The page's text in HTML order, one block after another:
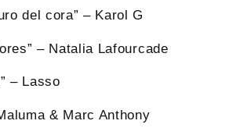
del cora” – Karol G
– Natalia Lafourcade
– Lasso
& Marc Anthony